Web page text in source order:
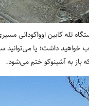
تله کابین اوواکودانی
خواهید داشت؛ یا